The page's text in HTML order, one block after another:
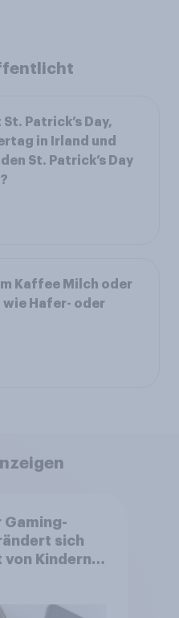
Patrick’s Day,
in Irland und
St. Patrick’s Day
Kaffee Milch oder
Hafer- oder
Gaming-
sich
von Kindern